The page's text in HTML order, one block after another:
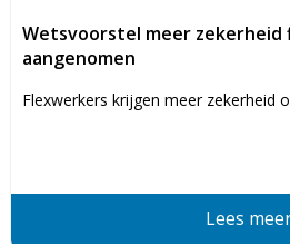
Wetsvoorstel meer zekerheid
aangenomen
Flexwerkers krijgen meer zekerheid
Lees